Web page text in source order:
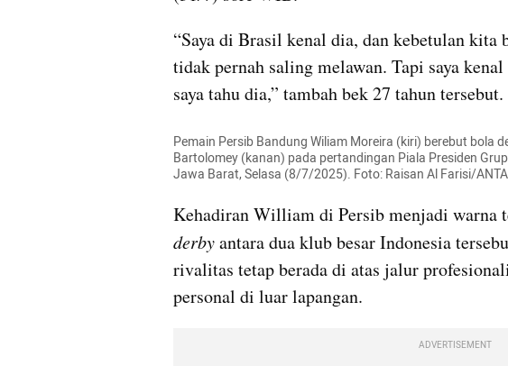
“Saya di Brasil kenal dia, dan kebetulan kita
tidak pernah saling melawan. Tapi saya
saya tahu dia,” tambah bek 27 tahun tersebut.
Pemain Persib Bandung Wiliam Moreira (kiri) berebut bola
Bartolomey (kanan) pada pertandingan Piala Presiden
Jawa Barat, Selasa (8/7/2025). Foto: Raisan Al Farisi/
derby antara dua klub besar Indonesia
rivalitas tetap berada di atas jalur
personal di luar lapangan.
ADVERTISEMENT